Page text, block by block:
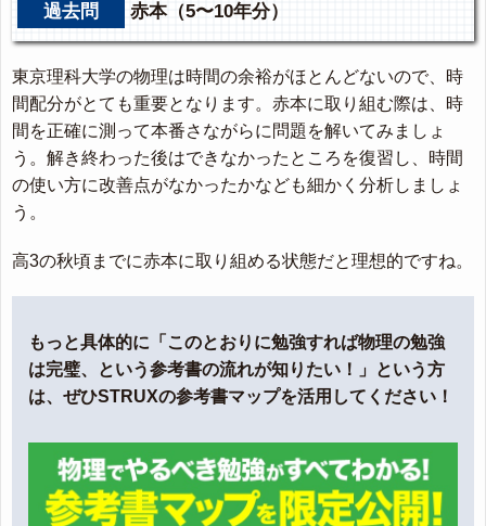
過去問 赤本（5〜10年分）
東京理科大学の物理は時間の余裕がほとんどないので、時
間配分がとても重要となります。赤本に取り組む際は、時
間を正確に測って本番さながらに問題を解いてみましょ
う。解き終わった後はできなかったところを復習し、時間
の使い方に改善点がなかったかなども細かく分析しましょ
う。
高3の秋頃までに赤本に取り組める状態だと理想的ですね。
もっと具体的に「このとおりに勉強すれば物理の勉強
は完璧、という参考書の流れが知りたい！」という方
は、ぜひSTRUXの参考書マップを活用してください！